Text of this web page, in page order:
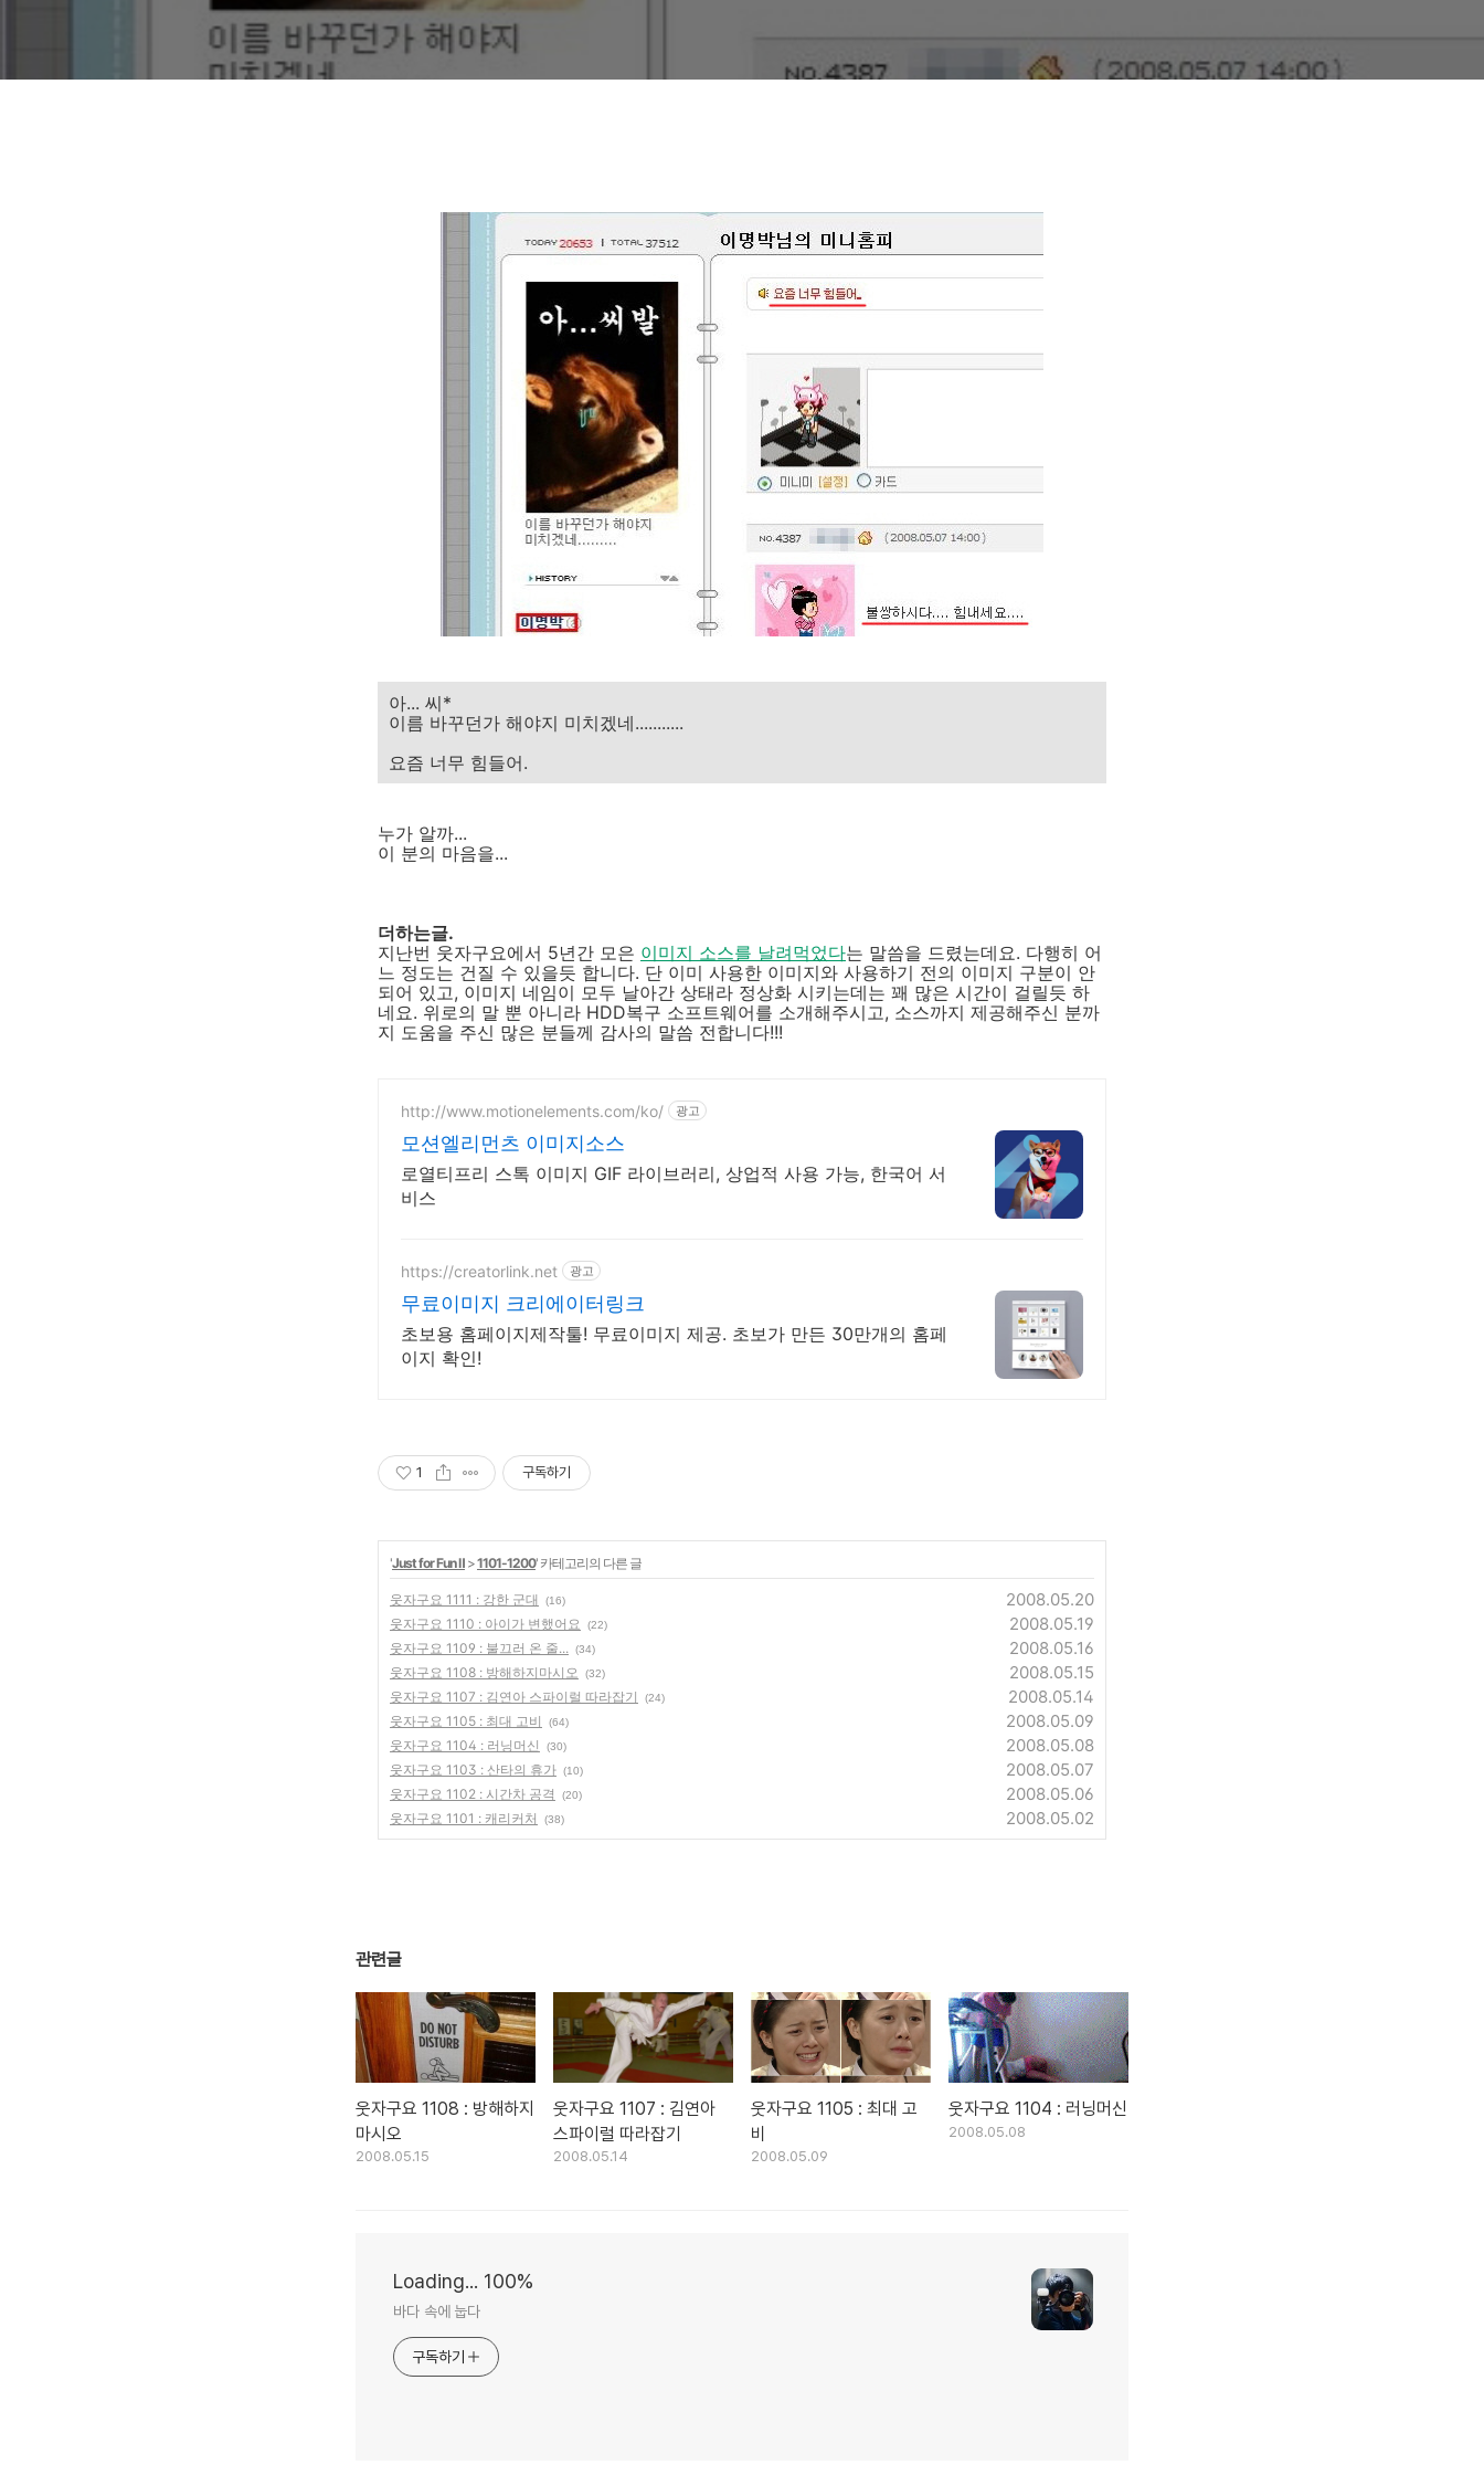
아... 씨*
이름 바꾸던가 해야지 미치겠네...........
요즘 너무 힘들어.
누가 알까...
이 분의 마음을...
더하는글.
지난번 웃자구요에서 5년간 모은 이미지 소스를 날려먹었다는 말씀을 드렸는데요. 다행히 어
느 정도는 건질 수 있을듯 합니다. 단 이미 사용한 이미지와 사용하기 전의 이미지 구분이 안
되어 있고, 이미지 네임이 모두 날아간 상태라 정상화 시키는데는 꽤 많은 시간이 걸릴듯 하
네요. 위로의 말 뿐 아니라 HDD복구 소프트웨어를 소개해주시고, 소스까지 제공해주신 분까
지 도움을 주신 많은 분들께 감사의 말씀 전합니다!!!
http://www.motionelements.com/ko/ 광고
모션엘리먼츠 이미지소스
로열티프리 스톡 이미지 GIF 라이브러리, 상업적 사용 가능, 한국어 서
비스
https://creatorlink.net 광고
무료이미지 크리에이터링크
초보용 홈페이지제작툴! 무료이미지 제공. 초보가 만든 30만개의 홈페
이지 확인!
1 구독하기
'Just for Fun Ⅱ >1101-1200' 카테고리의 다른 글
웃자구요 1111 : 강한 군대 (16) 2008.05.20
웃자구요 1110 : 아이가 변했어요 (22) 2008.05.19
웃자구요 1109 : 불끄러 온 줄... (34) 2008.05.16
웃자구요 1108 : 방해하지마시오 (32) 2008.05.15
웃자구요 1107 : 김연아 스파이럴 따라잡기 (24) 2008.05.14
웃자구요 1105 : 최대 고비 (64) 2008.05.09
웃자구요 1104 : 러닝머신 (30) 2008.05.08
웃자구요 1103 : 산타의 휴가 (10) 2008.05.07
웃자구요 1102 : 시간차 공격 (20) 2008.05.06
웃자구요 1101 : 캐리커처 (38) 2008.05.02
관련글
웃자구요 1108 : 방해하지
마시오
2008.05.15
웃자구요 1107 : 김연아
스파이럴 따라잡기
2008.05.14
웃자구요 1105 : 최대 고
비
2008.05.09
웃자구요 1104 : 러닝머신
2008.05.08
Loading... 100%
바다 속에 눕다
구독하기